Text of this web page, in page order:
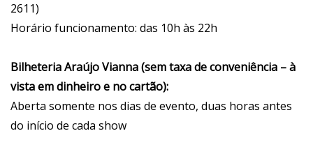
2611)
Horário funcionamento: das 10h às 22h
Bilheteria Araújo Vianna (sem taxa de conveniência – à
vista em dinheiro e no cartão):
Aberta somente nos dias de evento, duas horas antes
do início de cada show